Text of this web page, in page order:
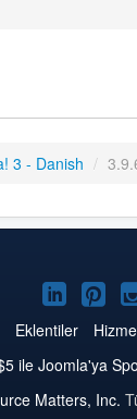
3 - Danish /
YouTube'da
JoomlaJoomla
Eklentiler
ile Joomla'ya
Matters, Inc.